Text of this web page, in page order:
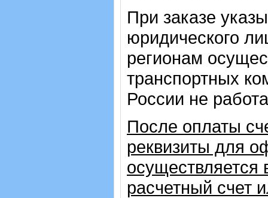
При заказе
юридического
регионам
транспортных
России не
После оплаты
реквизиты для
осуществляется
расчетный счет